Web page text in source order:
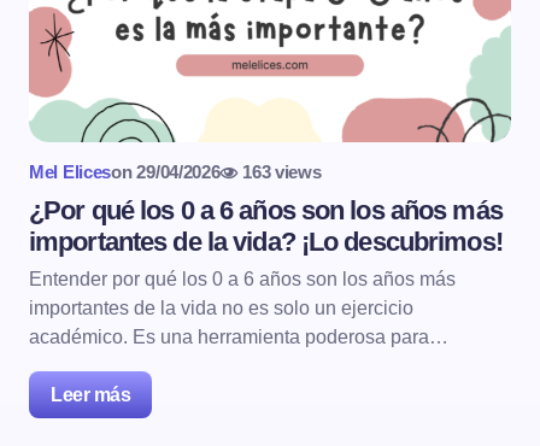
Mel Eliceson 29/04/2026 163 views
¿Por qué los 0 a 6 años son los años más
importantes de la vida? ¡Lo descubrimos!
Entender por qué los 0 a 6 años son los años más
importantes de la vida no es solo un ejercicio
académico. Es una herramienta poderosa para…
Leer más